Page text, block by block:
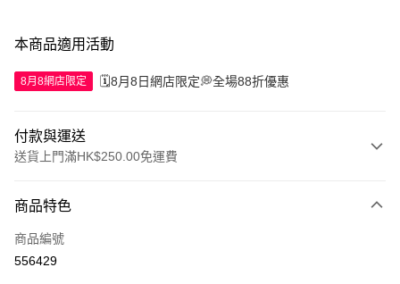
本商品適用活動
8月8網店限定 🗓️8月8日網店限定💭全場88折優惠
付款與運送
送貨上門滿HK$250.00免運費
信用卡
Apple Pay
商品特色
商品編號
556429